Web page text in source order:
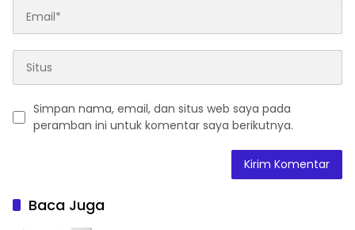
Simpan nama, email, dan situs web saya pada
peramban ini untuk komentar saya berikutnya.
Baca Juga